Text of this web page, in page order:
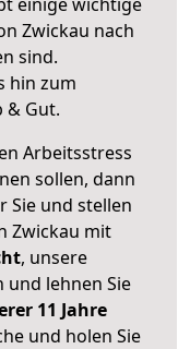
Zwickau nach
sind.
hin zum
& Gut.
Arbeitsstress
sollen, dann
Sie und stellen
Zwickau mit
, unsere
und lehnen Sie
11 Jahre
und holen Sie